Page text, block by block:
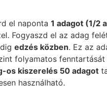
el naponta 1 adagot (1/2
Fogyaszd el az adag
edzés közben. Ez az
folyamatos
os kiszerelés 50 adagot
használható.